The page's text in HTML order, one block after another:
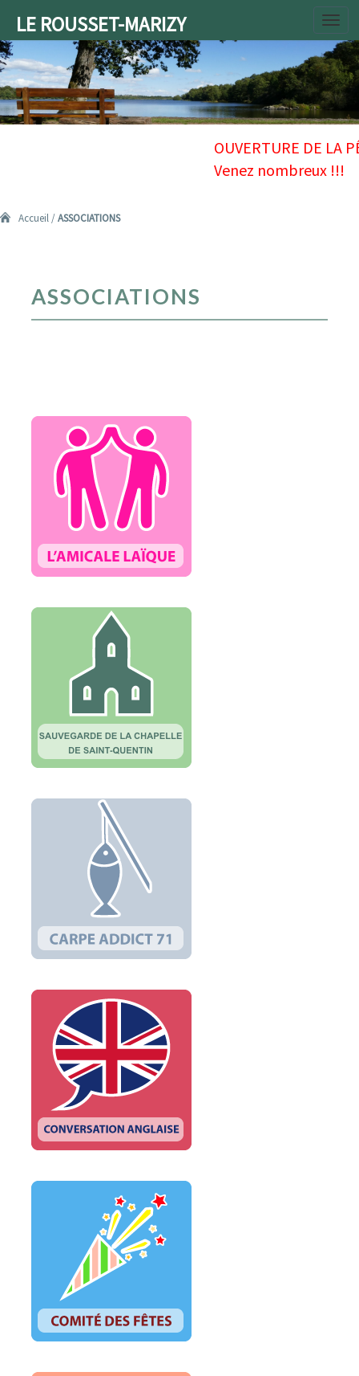
LE ROUSSET-MARIZY
Accueil/ASSOCIATIONS
ASSOCIATIONS